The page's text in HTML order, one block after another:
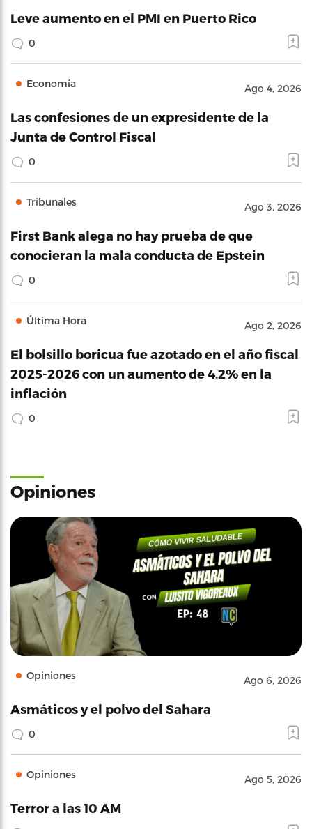
Leve aumento en el PMI en Puerto Rico
0
Economía Ago 4, 2026
Las confesiones de un expresidente de la
Junta de Control Fiscal
0
Tribunales Ago 3, 2026
First Bank alega no hay prueba de que
conocieran la mala conducta de Epstein
0
Última Hora Ago 2, 2026
El bolsillo boricua fue azotado en el año fiscal
2025-2026 con un aumento de 4.2% en la
inflación
0
Opiniones
Opiniones Ago 6, 2026
Asmáticos y el polvo del Sahara
0
Opiniones Ago 5, 2026
Terror a las 10 AM